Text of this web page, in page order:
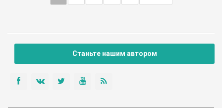
Станьте нашим автором